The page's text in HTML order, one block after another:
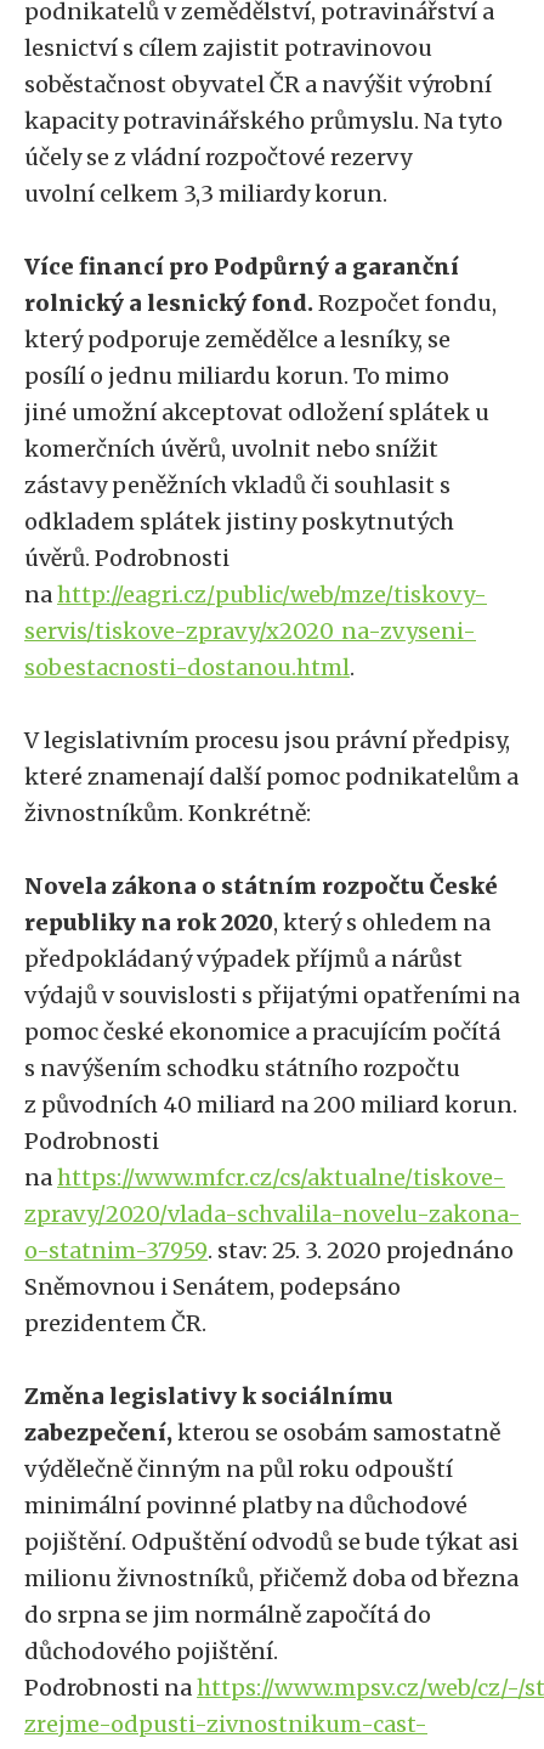
podnikatelů v zemědělství, potravinářství a
lesnictví s cílem zajistit potravinovou
soběstačnost obyvatel ČR a navýšit výrobní
kapacity potravinářského průmyslu. Na tyto
účely se z vládní rozpočtové rezervy
uvolní celkem 3,3 miliardy korun.
Více financí pro Podpůrný a garanční
rolnický a lesnický fond.Rozpočet fondu,
který podporuje zemědělce a lesníky, se
posílí o jednu miliardu korun. To mimo
jiné umožní akceptovat odložení splátek u
komerčních úvěrů, uvolnit nebo snížit
zástavy peněžních vkladů či souhlasit s
odkladem splátek jistiny poskytnutých
úvěrů. Podrobnosti
nahttp://eagri.cz/public/web/mze/tiskovy-
servis/tiskove-zpravy/x2020_na-zvyseni-
sobestacnosti-dostanou.html.
V legislativním procesu jsou právní předpisy,
které znamenají další pomoc podnikatelům a
živnostníkům. Konkrétně:
Novela zákona o státním rozpočtu České
republiky na rok 2020, který s ohledem na
předpokládaný výpadek příjmů a nárůst
výdajů v souvislosti s přijatými opatřeními na
pomoc české ekonomice a pracujícím počítá
s navýšením schodku státního rozpočtu
z původních 40 miliard na 200 miliard korun.
Podrobnosti
nahttps://www.mfcr.cz/cs/aktualne/tiskove-
zpravy/2020/vlada-schvalila-novelu-zakona-
o-statnim-37959. stav: 25. 3. 2020 projednáno
Sněmovnou i Senátem, podepsáno
prezidentem ČR.
Změna legislativy k sociálnímu
zabezpečení,kterou se osobám samostatně
výdělečně činným na půl roku odpouští
minimální povinné platby na důchodové
pojištění. Odpuštění odvodů se bude týkat asi
milionu živnostníků, přičemž doba od března
do srpna se jim normálně započítá do
důchodového pojištění.
Podrobnosti nahttps://www.mpsv.cz/web/cz/-/
zrejme-odpusti-zivnostnikum-cast-